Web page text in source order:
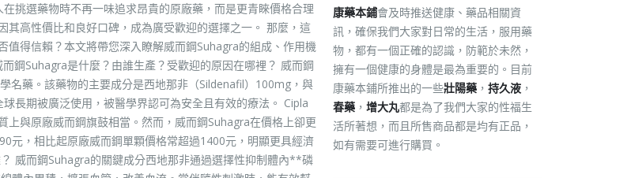
挑選藥物時不再一味追求昂貴的原廠藥，而是更青睞價格合理
其高性價比和良好口碑，成為廣受歡迎的選擇之一。 那麼，這
得信賴？本文將帶您深入瞭解威而鋼Suhagra的組成、作用機
鋼Suhagra是什麼？由誰生產？受歡迎的原因在哪裡？ 威而鋼
名藥。該藥物的主要成分是西地那非（Sildenafil）100mg，與
長期被廣泛使用，被醫學界認可為安全且有效的療法。 Cipla
與原廠威而鋼旗鼓相當。然而，威而鋼Suhagra在價格上卻更
元，相比起原廠威而鋼單顆價格常超過1400元，明顯更具經濟
威而鋼Suhagra的關鍵成分西地那非通過選擇性抑制體內**磷
康藥本鋪會及時推送健康、藥品相關資
訊，確保我們大家對日常的生活，服用藥
物，都有一個正確的認識，防範於未然，
擁有一個健康的身體是最為重要的。目前
康藥本鋪所推出的一些壯陽藥 ， 持久液 ，
春藥 ， 增大丸都是為了我們大家的性福生
活所著想，而且所售商品都是均有正品，
如有需要可進行購買。